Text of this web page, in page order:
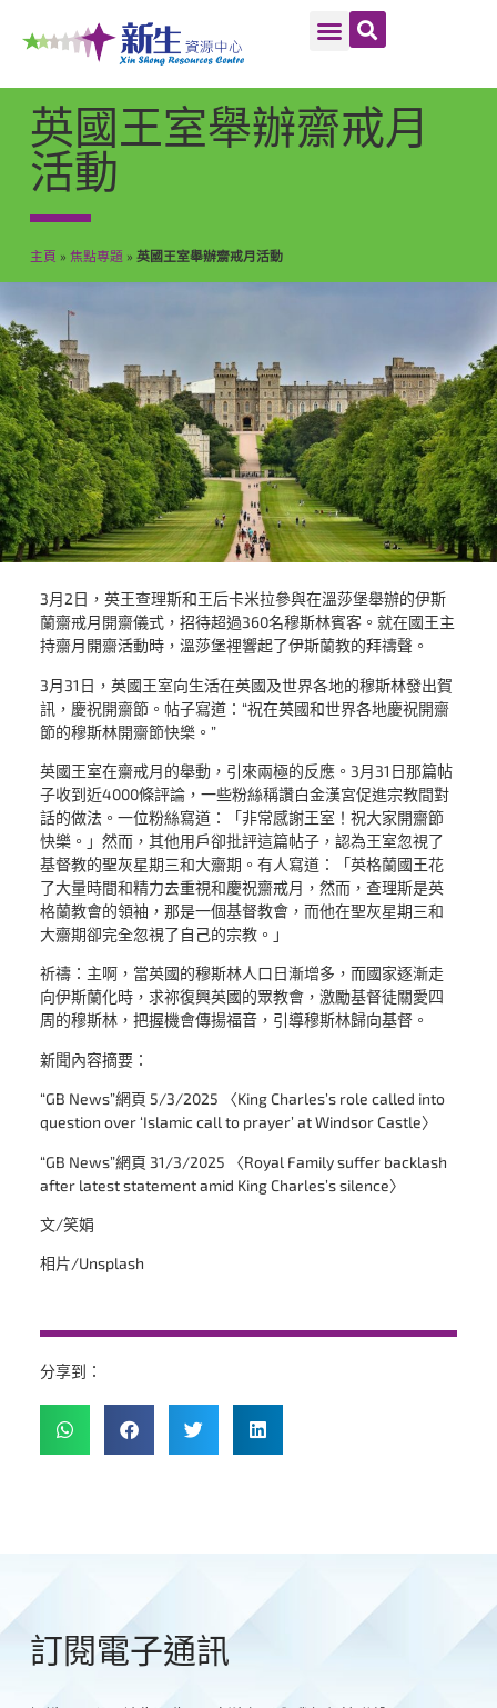
英國王室舉辦齋戒月
活動
主頁 » 焦點専題» 英國王室舉辦齋戒月活動
3月2日，英王查理斯和王后卡米拉參與在溫莎堡舉辦的伊斯
蘭齋戒月開齋儀式，招待超過360名穆斯林賓客。就在國王主
持齋月開齋活動時，溫莎堡裡響起了伊斯蘭教的拜禱聲。
3月31日，英國王室向生活在英國及世界各地的穆斯林發出賀
訊，慶祝開齋節。帖子寫道：“祝在英國和世界各地慶祝開齋
節的穆斯林開齋節快樂。”
英國王室在齋戒月的舉動，引來兩極的反應。3月31日那篇帖
子收到近4000條評論，一些粉絲稱讚白金漢宮促進宗教間對
話的做法。一位粉絲寫道：「非常感謝王室！祝大家開齋節
快樂。」然而，其他用戶卻批評這篇帖子，認為王室忽視了
基督教的聖灰星期三和大齋期。有人寫道：「英格蘭國王花
了大量時間和精力去重視和慶祝齋戒月，然而，查理斯是英
格蘭教會的領袖，那是一個基督教會，而他在聖灰星期三和
大齋期卻完全忽視了自己的宗教。」
祈禱：主啊，當英國的穆斯林人口日漸增多，而國家逐漸走
向伊斯蘭化時，求祢復興英國的眾教會，激勵基督徒關愛四
周的穆斯林，把握機會傳揚福音，引導穆斯林歸向基督。
新聞內容摘要：
“GB News”網頁 5/3/2025 〈King Charles’s role called into
question over ‘Islamic call to prayer’ at Windsor Castle〉
“GB News”網頁 31/3/2025 〈Royal Family suffer backlash
after latest statement amid King Charles’s silence〉
文/笑娟
相片/Unsplash
分享到：
訂閱電子通訊